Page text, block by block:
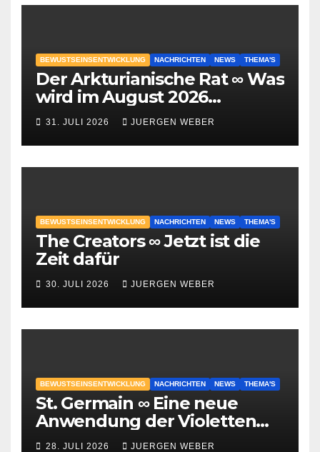
BEWUSTSEINSENTWICKLUNG NACHRICHTEN NEWS THEMA'S
Der Arkturianische Rat ∞ Was
wird im August 2026
geschehen?
31. JULI 2026 JUERGEN WEBER
BEWUSTSEINSENTWICKLUNG NACHRICHTEN NEWS THEMA'S
The Creators ∞ Jetzt ist die
Zeit dafür
30. JULI 2026 JUERGEN WEBER
BEWUSTSEINSENTWICKLUNG NACHRICHTEN NEWS THEMA'S
St. Germain ∞ Eine neue
Anwendung der Violetten
Flamme
28. JULI 2026 JUERGEN WEBER